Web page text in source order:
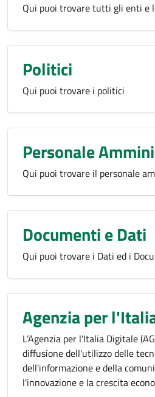
Qui puoi trovare tutti gli enti e
Politici
Qui puoi trovare i politici
Personale
Qui puoi trovare il personale
Documenti e Dati
Qui puoi trovare i Dati ed i
Agenzia per
L’Agenzia per l'Italia Digitale
diffusione dell'utilizzo delle
dell'informazione e della
l'innovazione e la crescita